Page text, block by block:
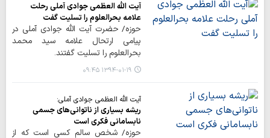
آیت الله العظمی جوادی آملی رحلت
علامه بحرالعلوم را تسلیت گفت
حوزه/ حضرت آیت الله جوادی آملی در
پیامی ارتحال علامه سید محمد
بحرالعلوم را تسلیت گفتند.
۱۳۹۴-۰۱-۱۹ ۰۹:۴۵
آیت الله العظمی جوادی آملی:
ریشه بسیاری از ناتوانی‌های جسمی
نابسامانی فکری است
حوزه/ شخص سالم کسی است که از